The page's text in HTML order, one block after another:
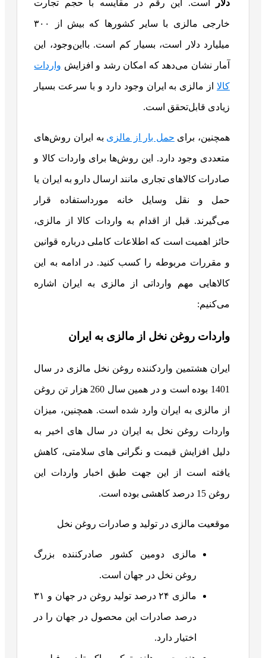
دلار است. این رقم در مقایسه با حجم تجارت
خارجی مالزی با سایر کشورها که بیش از ۳۰۰
میلیارد دلار است، بسیار کم است. بااین‌وجود، این
آمار نشان می‌دهد که امکان رشد و افزایش واردات
کالا از مالزی به ایران وجود دارد و با سرعت بسیار
زیادی قابل‌تحقق است.
همچنین، برای حمل بار از مالزی به ایران روش‌های
متعددی وجود دارد. این روش‌ها برای واردات کالا و
صادرات کالاهای تجاری مانند ارسال دارو به ایران یا
حمل و نقل وسایل خانه مورداستفاده قرار
می‌گیرند. قبل از اقدام به واردات کالا از مالزی،
حائز اهمیت است که اطلاعات کاملی درباره قوانین
و مقررات مربوطه را کسب کنید. در ادامه به این
کالاهایی مهم وارداتی از مالزی به ایران اشاره
می‌کنیم:
واردات روغن نخل از مالزی به ایران
ایران هشتمین واردکننده روغن نخل مالزی در سال
1401 بوده است و در همین سال 260 هزار تن روغن
از مالزی به ایران وارد شده است. همچنین، میزان
واردات روغن نخل به ایران در سال های اخیر به
دلیل افزایش قیمت و نگرانی های سلامتی، کاهش
یافته است از این جهت طبق اخبار واردات این
روغن 15 درصد کاهشی بوده است.
موقعیت مالزی در تولید و صادرات روغن نخل
مالزی دومین کشور صادرکننده بزرگ
روغن نخل در جهان است.
مالزی ۲۴ درصد تولید روغن در جهان و ۳۱
درصد صادرات این محصول در جهان را در
اختیار دارد.